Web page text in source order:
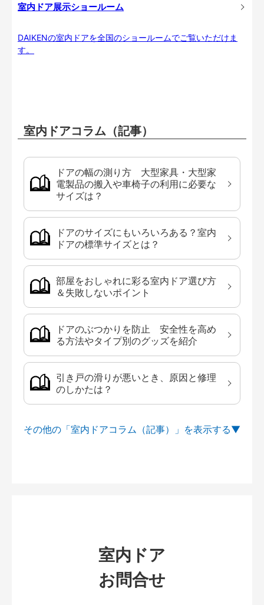
室内ドア展示ショールーム
DAIKENの室内ドアを全国のショールームでご覧いただけま
す。
室内ドアコラム（記事）
ドアの幅の測り方 大型家具・大型家
電製品の搬入や車椅子の利用に必要な
サイズは？
ドアのサイズにもいろいろある？室内
ドアの標準サイズとは？
部屋をおしゃれに彩る室内ドア選び方
＆失敗しないポイント
ドアのぶつかりを防止 安全性を高め
る方法やタイプ別のグッズを紹介
引き戸の滑りが悪いとき、原因と修理
のしかたは？
その他の「室内ドアコラム（記事）」を
室内ドア
お問合せ